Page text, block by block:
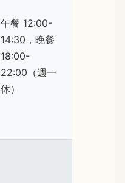
午餐 12:00-
14:30，晚餐
18:00-
22:00（週一
休）